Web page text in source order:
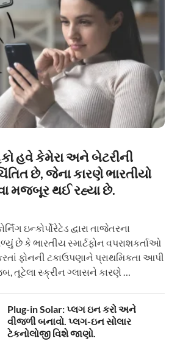
હવે કેમેરા અને બેટરીની
છે, જેના કારણે ભારતીયો
મજબૂર થઈ રહ્યા છે.
ઇન્કોર્પોરેટેડ દ્વારા તાજેતરના
છે કે ભારતીય સ્માર્ટફોન વપરાશકર્તાઓ
ફોનની ટકાઉપણાને પ્રાથમિકતા આપી
તૂટેલા સ્ક્રીન ગ્લાસને કારણે …
Plug-in Solar: પ્લગ ઇન કરો અને
વીજળી બનાવો. પ્લગ-ઇન સોલાર
ટેકનોલોજી વિશે જાણો.